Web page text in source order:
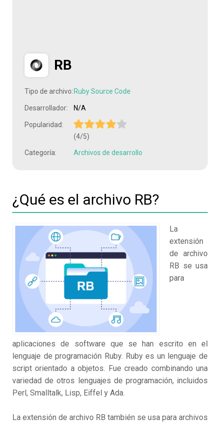
RB
Tipo de archivo: Ruby Source Code
Desarrollador: N/A
Popularidad:
(4/5)
Categoría: Archivos de desarrollo
¿Qué es el archivo RB?
La
extensión
de archivo
RB se usa
para
aplicaciones de software que se han escrito en el
lenguaje de programación Ruby. Ruby es un lenguaje de
script orientado a objetos. Fue creado combinando una
variedad de otros lenguajes de programación, incluidos
Perl, Smalltalk, Lisp, Eiffel y Ada.
La extensión de archivo RB también se usa para archivos